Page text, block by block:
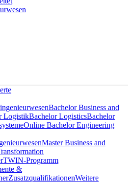
Bachelor Business and
LogistikBachelor LogisticsBachelor
Online Bachelor Engineering
Master Business and
TWIN-Programm
&
ZusatzqualifikationenWeitere